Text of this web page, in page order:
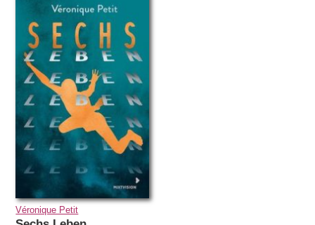
Véronique Petit